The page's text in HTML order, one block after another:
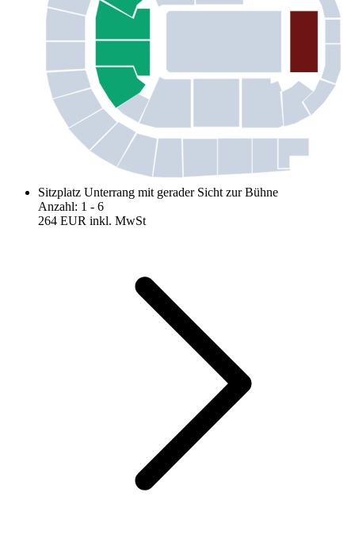
Sitzplatz Unterrang mit gerader Sicht zur Bühne
Anzahl: 1 - 6
264 EUR inkl. MwSt